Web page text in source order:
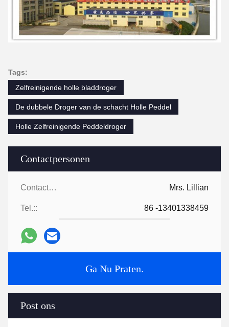
Contactpersonen
Contactpersonen: Mrs. Lillian
Tel.:: 86 -13401338459
Ga Nu Praten.
Post ons
Tags:
Zelfreinigende holle bladdroger
De dubbele Droger van de schacht Holle Peddel
Holle Zelfreinigende Peddeldroger